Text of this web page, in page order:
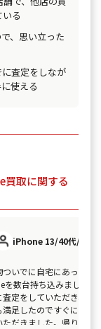
る
、思い立った
査定をしなが
使える
買取に関する
iPhone 13/40代/女
いでに自宅にあった
を数台持ち込みました。
査定をしていただき、買
満足したのですぐに現金
ただきました。帰りに子